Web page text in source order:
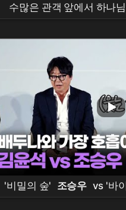
수많은 관객 앞에서 하나
Cho Seung-woo
'비밀의 숲' 조승우 vs '바
의 선택은? 💦 ｜ Bae